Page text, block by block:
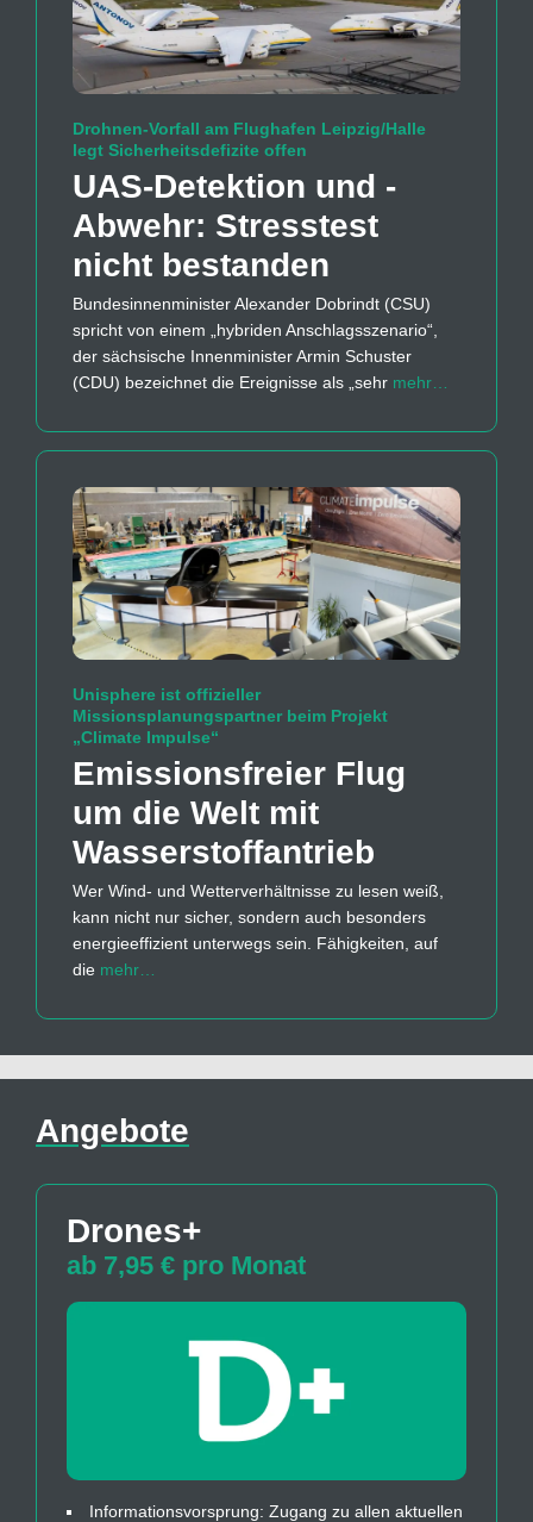
Drohnen-Vorfall am Flughafen Leipzig/Halle
legt Sicherheitsdefizite offen
UAS-Detektion und -
Abwehr: Stresstest
nicht bestanden
Bundesinnenminister Alexander Dobrindt (CSU)
spricht von einem „hybriden Anschlagsszenario“,
der sächsische Innenminister Armin Schuster
(CDU) bezeichnet die Ereignisse als „sehr mehr…
Unisphere ist offizieller
Missionsplanungspartner beim Projekt
„Climate Impulse“
Emissions­freier Flug
um die Welt mit
Wasserstoff­antrieb
Wer Wind- und Wetterverhältnisse zu lesen weiß,
kann nicht nur sicher, sondern auch besonders
energieeffizient unterwegs sein. Fähigkeiten, auf
die mehr…
Angebote
Drones+
ab 7,95 € pro Monat
Informationsvorsprung: Zugang zu allen aktuellen